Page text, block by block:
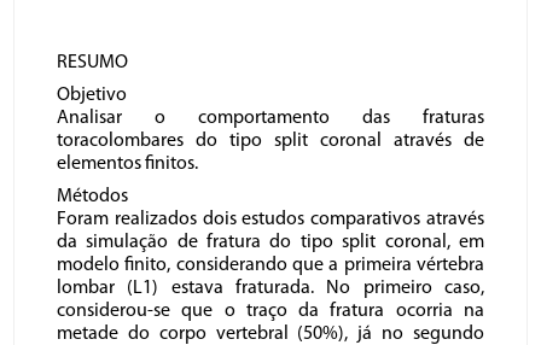
RESUMO
Objetivo
Analisar o comportamento das fraturas
toracolombares do tipo split coronal através de
elementos finitos.
Métodos
Foram realizados dois estudos comparativos através
da simulação de fratura do tipo split coronal, em
modelo finito, considerando que a primeira vértebra
lombar (L1) estava fraturada. No primeiro caso,
considerou-se que o traço da fratura ocorria na
metade do corpo vertebral (50%), já no segundo